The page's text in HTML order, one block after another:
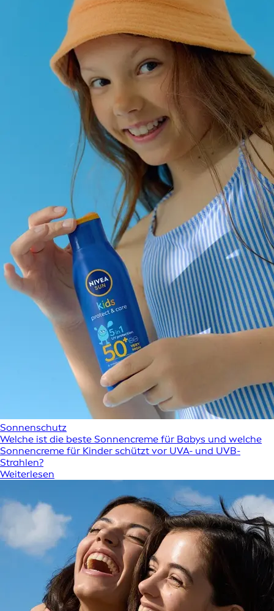
Sonnenschutz
Welche ist die beste Sonnencreme für Babys und welche
Sonnencreme für Kinder schützt vor UVA- und UVB-
Strahlen?
Weiterlesen